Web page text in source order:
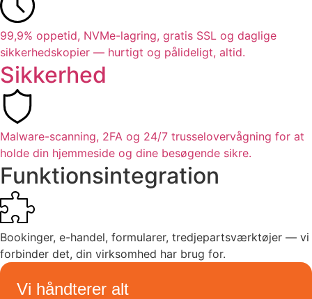
99,9% oppetid, NVMe-lagring, gratis SSL og daglige
sikkerhedskopier — hurtigt og pålideligt, altid.
Sikkerhed
Malware-scanning, 2FA og 24/7 trusselovervågning for at
holde din hjemmeside og dine besøgende sikre.
Funktionsintegration
Bookinger, e-handel, formularer, tredjepartsværktøjer — vi
forbinder det, din virksomhed har brug for.
Vi håndterer alt